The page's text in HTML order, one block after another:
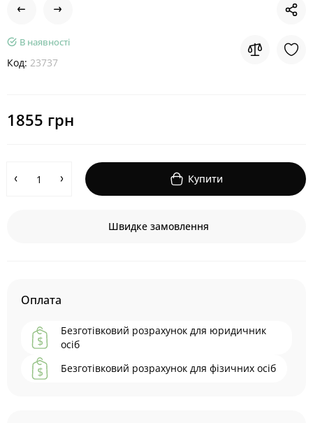
В наявності
Код: 23737
1855 грн
Купити
Швидке замовлення
Оплата
Безготівковий розрахунок для юридичник
осіб
Безготівковий розрахунок для фізичних осіб